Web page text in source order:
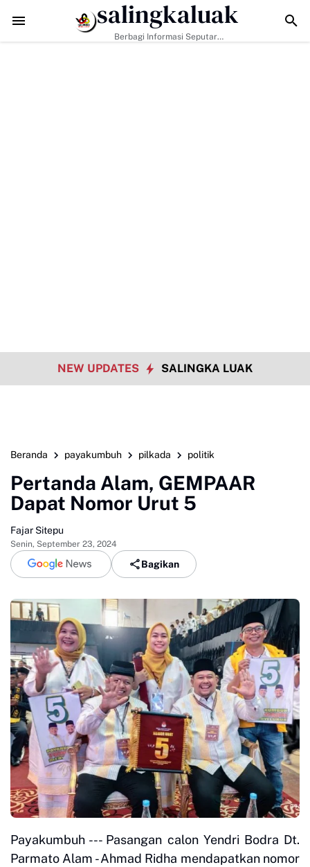
TMMD ke-129 Tak Hanya Bangun Jalan, Bekali Warga Buluh
salingkaluak
Berbagi Informasi Seputar
NEW UPDATES SALINGKA LUAK
Beranda payakumbuh pilkada politik
Pertanda Alam, GEMPAAR
Dapat Nomor Urut 5
Fajar Sitepu
Senin, September 23, 2024
Bagikan
Payakumbuh --- Pasangan calon Yendri Bodra Dt.
Parmato Alam - Ahmad Ridha mendapatkan nomor